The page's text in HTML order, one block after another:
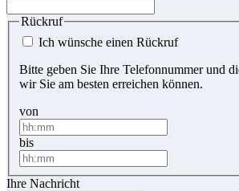
Rückruf
Ich wünsche einen Rückruf
Bitte geben Sie Ihre Telefonnummer und
wir Sie am besten erreichen können.
von
bis
Ihre Nachricht